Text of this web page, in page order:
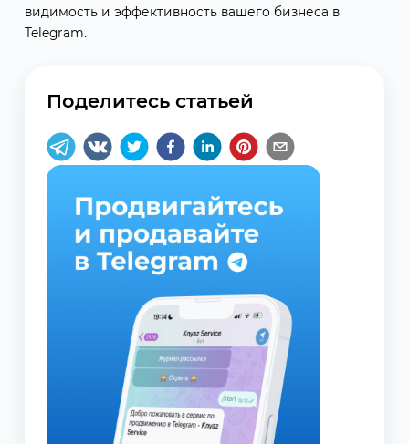
видимость и эффективность вашего бизнеса в
Telegram.
Поделитесь статьей